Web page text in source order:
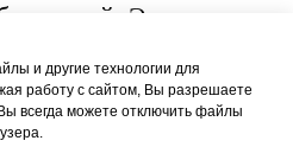
Это
риска и
болезни.
и другие технологии для
работу с сайтом, Вы разрешаете
всегда можете отключить файлы